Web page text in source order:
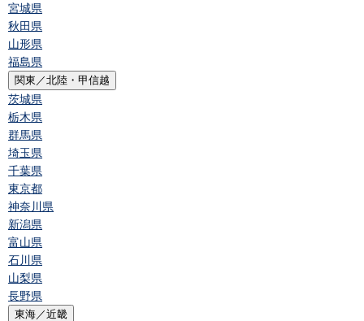
宮城県
秋田県
山形県
福島県
関東／北陸・甲信越
茨城県
栃木県
群馬県
埼玉県
千葉県
東京都
神奈川県
新潟県
富山県
石川県
山梨県
長野県
東海／近畿